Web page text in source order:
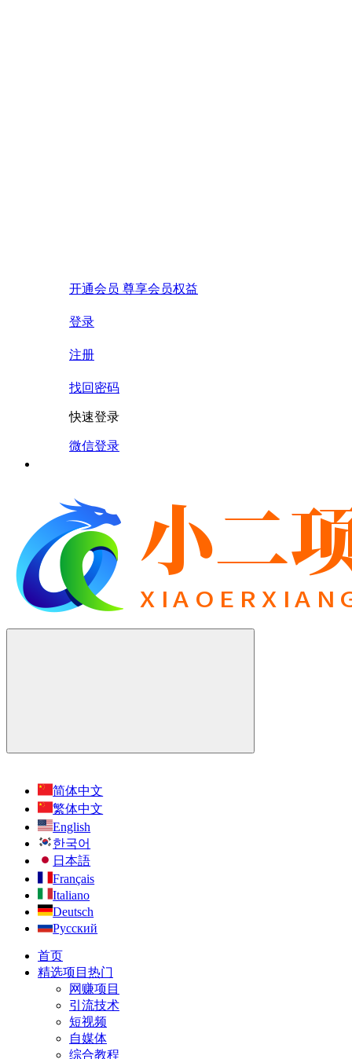
开通会员 尊享会员权益
登录
注册
找回密码
快速登录
微信登录
简体中文
繁体中文
English
한국어
日本語
Français
Italiano
Deutsch
Русский
首页
精选项目 热门
网赚项目
引流技术
短视频
自媒体
综合教程